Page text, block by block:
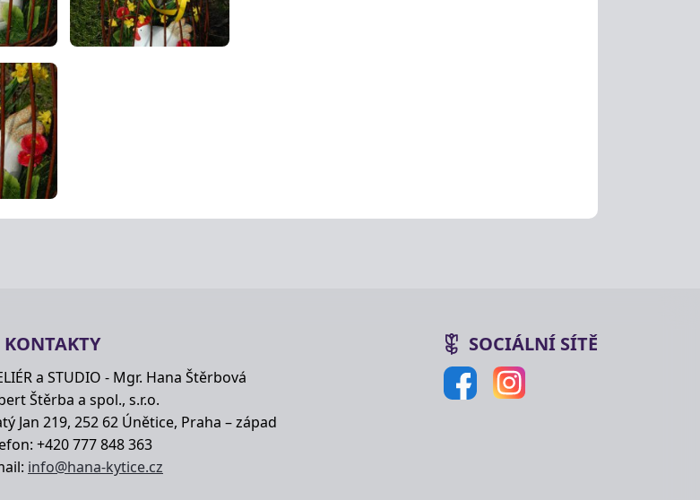
KONTAKTY
a STUDIO - Mgr. Hana Štěrbová
Štěrba a spol., s.r.o.
Jan 219, 252 62 Únětice, Praha – západ
+420 777 848 363
info@hana-kytice.cz
SOCIÁLNÍ SÍTĚ